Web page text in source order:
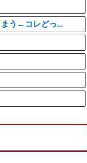
まう←コレどっ...